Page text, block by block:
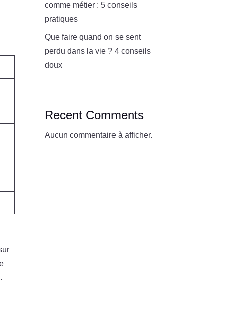
comme métier : 5 conseils
pratiques
Que faire quand on se sent
perdu dans la vie ? 4 conseils
doux
Recent Comments
Aucun commentaire à afficher.